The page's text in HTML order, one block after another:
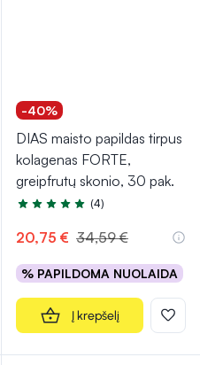
-40%
DIAS maisto papildas tirpus
kolagenas FORTE,
greipfrutų skonio, 30 pak.
Įvertinimas 5.0 iš 5
(4)
20,75 € 34,59 €
% PAPILDOMA NUOLAIDA
Į krepšelį